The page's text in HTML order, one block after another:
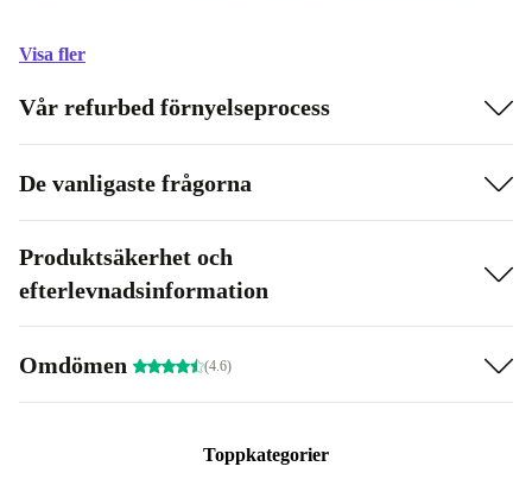
Visa fler
Vår refurbed förnyelseprocess
De vanligaste frågorna
Produktsäkerhet och
efterlevnadsinformation
Omdömen (4.6)
Toppkategorier